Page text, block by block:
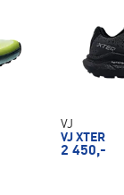
VJ
VJ XTER
2 450,-